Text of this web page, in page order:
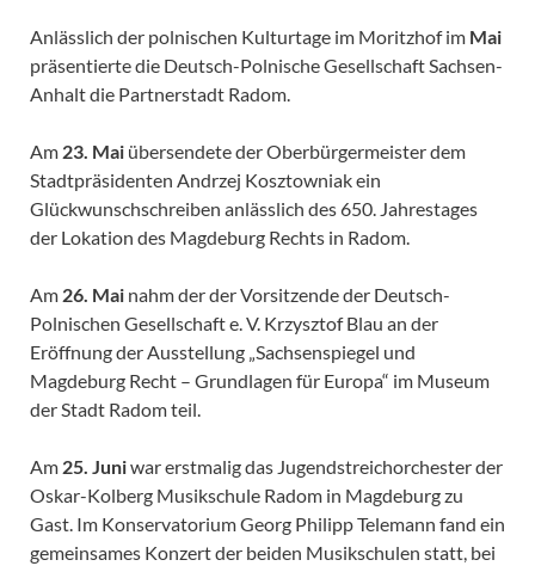
Anlässlich der polnischen Kulturtage im Moritzhof im Mai
präsentierte die Deutsch-Polnische Gesellschaft Sachsen-
Anhalt die Partnerstadt Radom.
Am 23. Mai übersendete der Oberbürgermeister dem
Stadtpräsidenten Andrzej Kosztowniak ein
Glückwunschschreiben anlässlich des 650. Jahrestages
der Lokation des Magdeburg Rechts in Radom.
Am 26. Mai nahm der der Vorsitzende der Deutsch-
Polnischen Gesellschaft e. V. Krzysztof Blau an der
Eröffnung der Ausstellung „Sachsenspiegel und
Magdeburg Recht – Grundlagen für Europa“ im Museum
der Stadt Radom teil.
Am 25. Juniwar erstmalig das Jugendstreichorchester der
Oskar-Kolberg Musikschule Radom in Magdeburg zu
Gast. Im Konservatorium Georg Philipp Telemann fand ein
gemeinsames Konzert der beiden Musikschulen statt, bei